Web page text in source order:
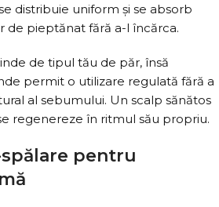
distribuie uniform și se absorb
de pieptănat fără a-l încărca.
de tipul tău de păr, însă
permit o utilizare regulată fără a
al sebumului. Un scalp sănătos
regenereze în ritmul său propriu.
pentru